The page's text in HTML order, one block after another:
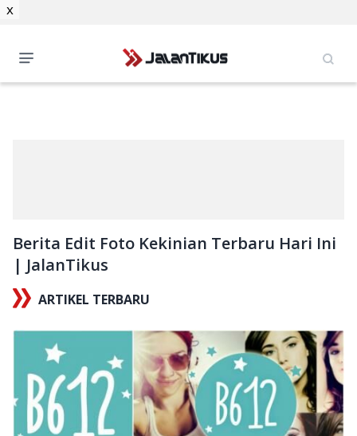
Berita Edit Foto Kekinian Terbaru Hari Ini
| JalanTikus
ARTIKEL TERBARU
x